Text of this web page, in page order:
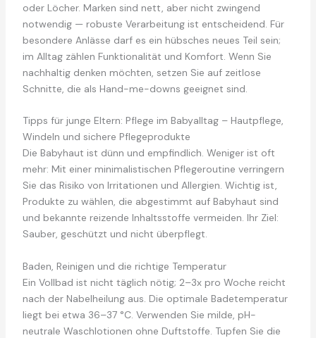
oder Löcher. Marken sind nett, aber nicht zwingend
notwendig — robuste Verarbeitung ist entscheidend. Für
besondere Anlässe darf es ein hübsches neues Teil sein;
im Alltag zählen Funktionalität und Komfort. Wenn Sie
nachhaltig denken möchten, setzen Sie auf zeitlose
Schnitte, die als Hand-me-downs geeignet sind.
Tipps für junge Eltern: Pflege im Babyalltag – Hautpflege,
Windeln und sichere Pflegeprodukte
Die Babyhaut ist dünn und empfindlich. Weniger ist oft
mehr: Mit einer minimalistischen Pflegeroutine verringern
Sie das Risiko von Irritationen und Allergien. Wichtig ist,
Produkte zu wählen, die abgestimmt auf Babyhaut sind
und bekannte reizende Inhaltsstoffe vermeiden. Ihr Ziel:
Sauber, geschützt und nicht überpflegt.
Baden, Reinigen und die richtige Temperatur
Ein Vollbad ist nicht täglich nötig; 2–3x pro Woche reicht
nach der Nabelheilung aus. Die optimale Badetemperatur
liegt bei etwa 36–37 °C. Verwenden Sie milde, pH-
neutrale Waschlotionen ohne Duftstoffe. Tupfen Sie die